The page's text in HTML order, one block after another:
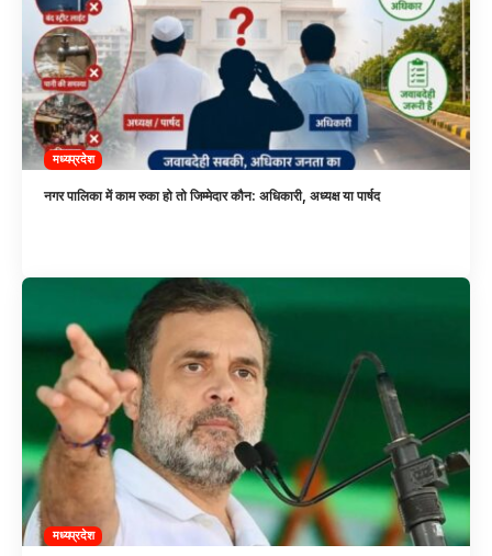
मध्यप्रदेश
नगर पालिका में काम रुका हो तो जिम्मेदार कौन: अधिकारी, अध्यक्ष या पार्षद
मध्यप्रदेश